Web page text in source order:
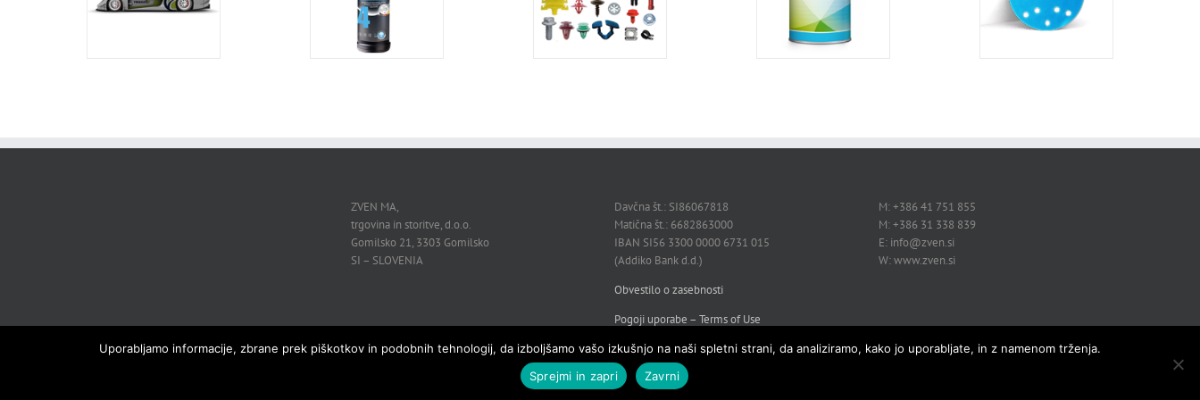
ZVEN MA,
trgovina in storitve, d.o.o.
Gomilsko 21, 3303 Gomilsko
SI – SLOVENIA
Davčna št.: SI86067818
Matična št.: 6682863000
IBAN SI56 3300 0000 6731 015
(Addiko Bank d.d.)
Obvestilo o zasebnosti
Pogoji uporabe – Terms of Use
M: +386 41 751 855
M: +386 31 338 839
E: info@zven.si
W: www.zven.si
Uporabljamo informacije, zbrane prek piškotkov in podobnih tehnologij, da izboljšamo vašo izkušnjo na naši spletni strani, da analiziramo, kako jo uporabljate, in z namenom trženja.
Sprejmi in zapri
Zavrni